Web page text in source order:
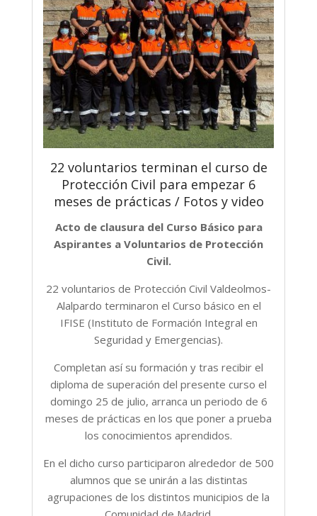
22 voluntarios terminan el curso de
Protección Civil para empezar 6
meses de prácticas / Fotos y video
Acto de clausura del Curso Básico para
Aspirantes a Voluntarios de Protección
Civil.
22 voluntarios de Protección Civil Valdeolmos-
Alalpardo terminaron el Curso básico en el
IFISE (Instituto de Formación Integral en
Seguridad y Emergencias).
Completan así su formación y tras recibir el
diploma de superación del presente curso el
domingo 25 de julio, arranca un periodo de 6
meses de prácticas en los que poner a prueba
los conocimientos aprendidos.
En el dicho curso participaron alrededor de 500
alumnos que se unirán a las distintas
agrupaciones de los distintos municipios de la